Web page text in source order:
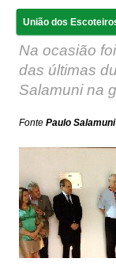
União dos
Na ocasião
das últimas
Salamuni na
Fonte Paulo